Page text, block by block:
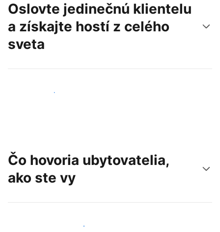
Oslovte jedinečnú klientelu
a získajte hostí z celého
sveta
Osloviť nových hostí
Čo hovoria ubytovatelia,
ako ste vy
Pridať sa k podobným ubytovateľom